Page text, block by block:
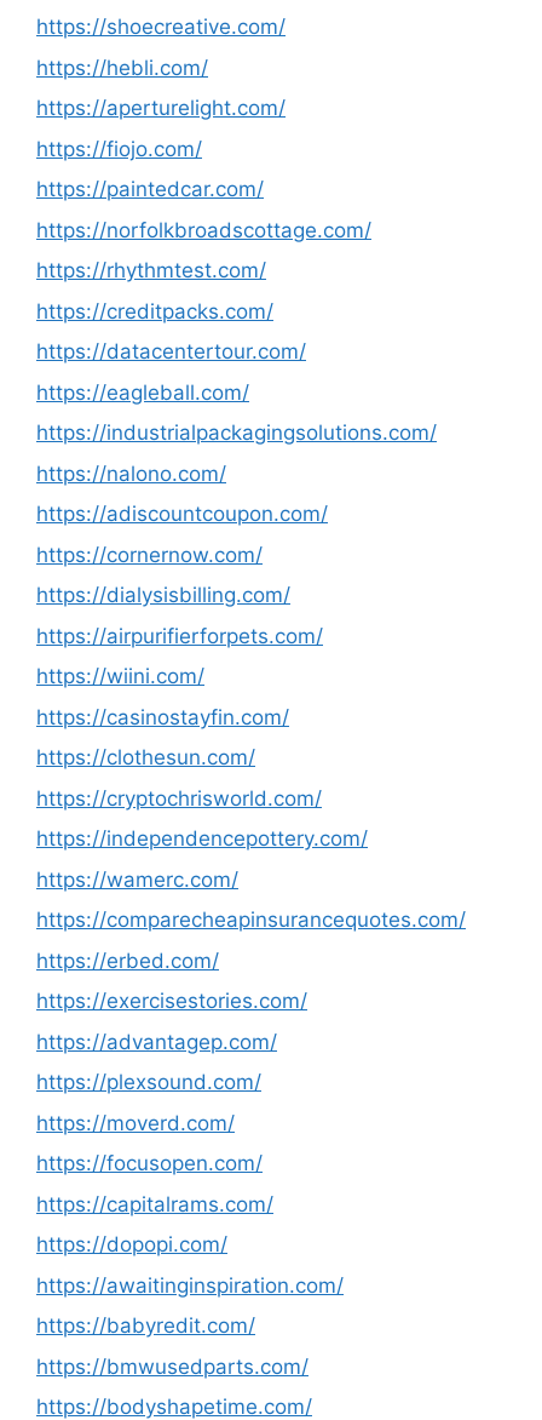
https://shoecreative.com/
https://hebli.com/
https://aperturelight.com/
https://fiojo.com/
https://paintedcar.com/
https://norfolkbroadscottage.com/
https://rhythmtest.com/
https://creditpacks.com/
https://datacentertour.com/
https://eagleball.com/
https://industrialpackagingsolutions.com/
https://nalono.com/
https://adiscountcoupon.com/
https://cornernow.com/
https://dialysisbilling.com/
https://airpurifierforpets.com/
https://wiini.com/
https://casinostayfin.com/
https://clothesun.com/
https://cryptochrisworld.com/
https://independencepottery.com/
https://wamerc.com/
https://comparecheapinsurancequotes.com/
https://erbed.com/
https://exercisestories.com/
https://advantagep.com/
https://plexsound.com/
https://moverd.com/
https://focusopen.com/
https://capitalrams.com/
https://dopopi.com/
https://awaitinginspiration.com/
https://babyredit.com/
https://bmwusedparts.com/
https://bodyshapetime.com/